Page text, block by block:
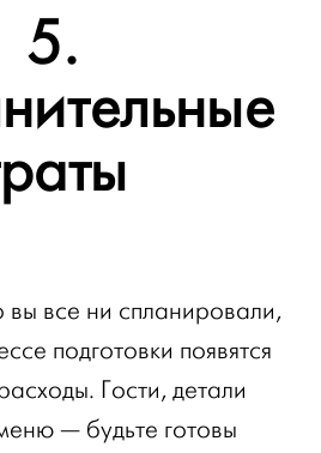
5.
вы все ни спланировали,
подготовки появятся
Гости, детали
— будьте готовы